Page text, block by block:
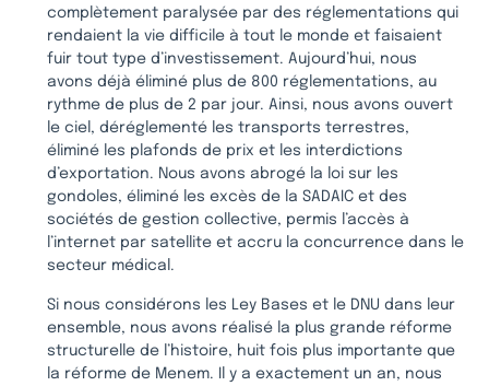
complètement paralysée par des réglementations qui
rendaient la vie difficile à tout le monde et faisaient
fuir tout type d’investissement. Aujourd’hui, nous
avons déjà éliminé plus de 800 réglementations, au
rythme de plus de 2 par jour. Ainsi, nous avons ouvert
le ciel, déréglementé les transports terrestres,
éliminé les plafonds de prix et les interdictions
d’exportation. Nous avons abrogé la loi sur les
gondoles, éliminé les excès de la SADAIC et des
sociétés de gestion collective, permis l’accès à
l’internet par satellite et accru la concurrence dans le
secteur médical.
Si nous considérons les Ley Bases et le DNU dans leur
ensemble, nous avons réalisé la plus grande réforme
structurelle de l’histoire, huit fois plus importante que
la réforme de Menem. Il y a exactement un an, nous